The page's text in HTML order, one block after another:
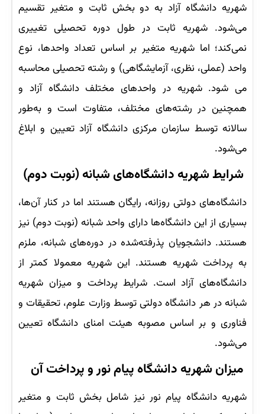
شهریه دانشگاه آزاد به دو بخش ثابت و متغیر تقسیم
می‌شود. شهریه ثابت در طول دوره تحصیلی تغییری
نمی‌کند؛ اما شهریه متغیر بر اساس تعداد واحدها، نوع
واحد (عملی، نظری، آزمایشگاهی) و رشته تحصیلی محاسبه
می شود. شهریه در واحدهای مختلف دانشگاه آزاد و
همچنین در رشته‌های مختلف، متفاوت است و به‌طور
سالانه توسط سازمان مرکزی دانشگاه آزاد تعیین و ابلاغ
می‌شود.
شرایط شهریه دانشگاه‌های شبانه (نوبت دوم)
دانشگاه‌های دولتی روزانه، رایگان هستند اما در کنار آن‌ها،
بسیاری از این دانشگاه‌ها دارای واحد شبانه (نوبت دوم) نیز
هستند. دانشجویان پذرفته‌شده در دوره‌های شبانه، ملزم
به پرداخت شهریه هستند. این شهریه معمولا کمتر از
دانشگاه‌های آزاد است. شرایط پرداخت و میزان شهریه
شبانه در هر دانشگاه دولتی توسط وزارت علوم، تحقیقات و
فناوری و بر اساس مصوبه هیئت امنای دانشگاه تعیین
می‌شود.
میزان شهریه دانشگاه پیام نور و پرداخت آن
شهریه دانشگاه پیام نور نیز شامل بخش ثابت و متغیر